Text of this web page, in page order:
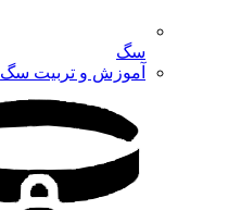
سگ
آموزش و تربیت سگ